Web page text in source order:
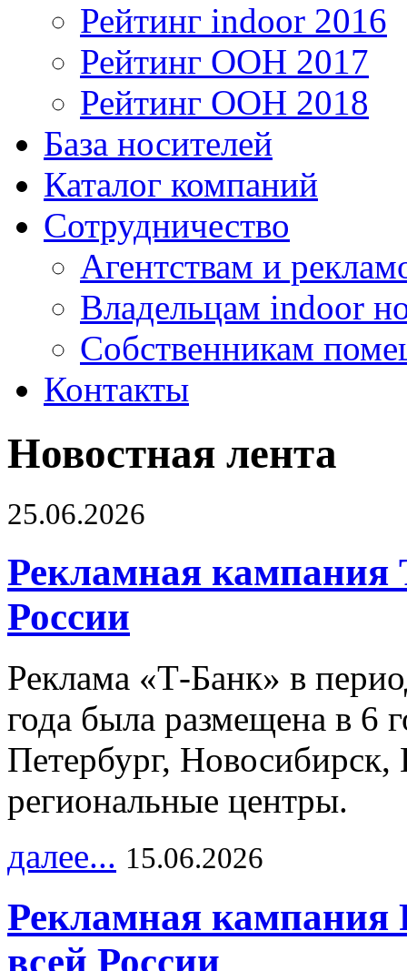
Рейтинг indoor 2016
Рейтинг OOH 2017
Рейтинг OOH 2018
База носителей
Каталог компаний
Сотрудничество
Агентствам и
Владельцам indoor
Собственникам
Контакты
Новостная лента
25.06.2026
Рекламная кампания
России
Реклама «Т-Банк» в
года была размещена в 6
Петербург,
региональные центры.
далее... 15.06.2026
Рекламная
всей России